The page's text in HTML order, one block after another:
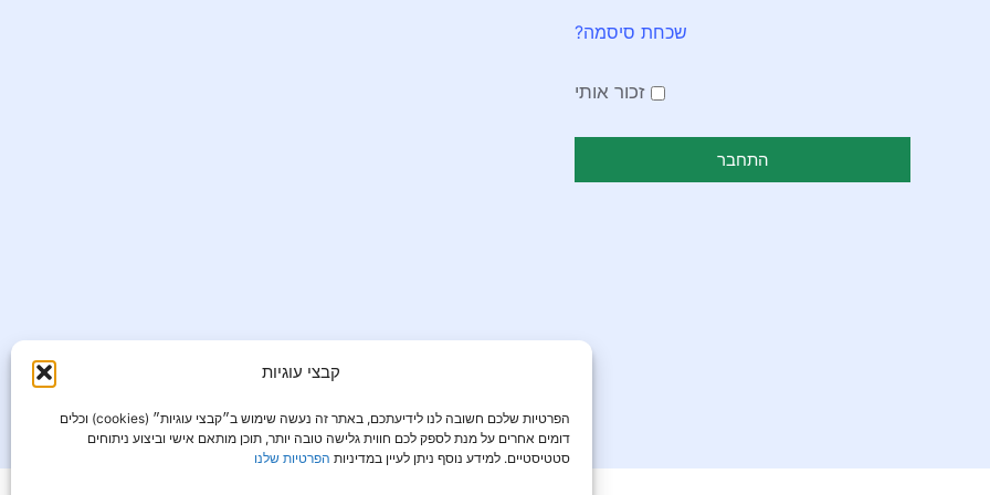
קבצי עוגיות
הפרטיות שלכם חשובה לנו לידיעתכם, באתר זה נעשה שימוש ב״קבצי עוגיות״ (cookies) וכלים
דומים אחרים על מנת לספק לכם חווית גלישה טובה יותר, תוכן מותאם אישי וביצוע ניתוחים
סטטיסטיים. למידע נוסף ניתן לעיין במדיניות הפרטיות שלנו
שכחת סיסמה?
זכור אותי